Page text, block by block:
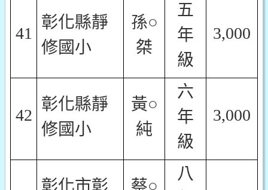
41
彰化縣靜
修國小
孫○
桀
五
年
級
3,000
42
彰化縣靜
修國小
黃○
純
六
年
級
3,000
彰化市彰
蔡○
八